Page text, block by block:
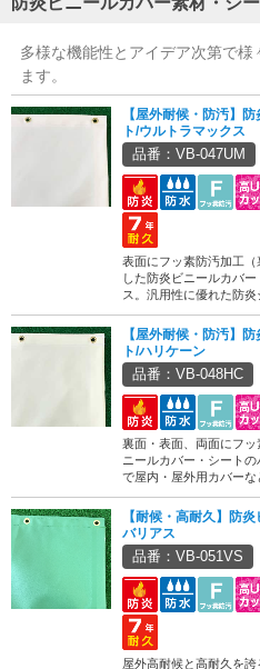
多様な機能性とアイデア次第で様
ます。
【屋外耐候・防汚】
ト/ウルトラマックス
品番：VB-047UM
表面にフッ素防汚加工
した防炎ビニールカバ
ス。汎用性に優れた防炎
【屋外耐候・防汚】
ト/ハリケーン
品番：VB-048HC
裏面・表面、両面にフ
ニールカバー・シート
で屋内・屋外用カバーな
【耐候・高耐久】防
バリアス
品番：VB-051VS
屋外高耐候と高耐久を